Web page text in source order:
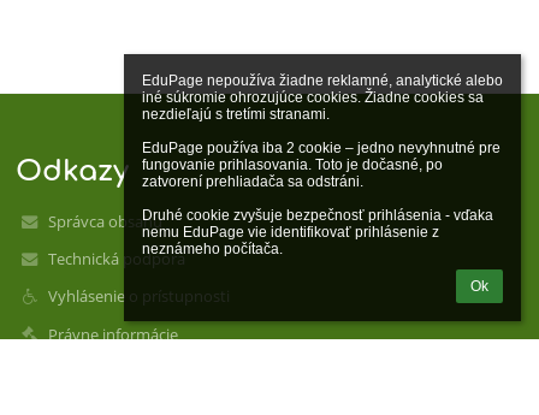
EduPage nepoužíva žiadne reklamné, analytické alebo
iné súkromie ohrozujúce cookies. Žiadne cookies sa
nezdieľajú s tretími stranami.
EduPage používa iba 2 cookie – jedno nevyhnutné pre
fungovanie prihlasovania. Toto je dočasné, po
zatvorení prehliadača sa odstráni.
Druhé cookie zvyšuje bezpečnosť prihlásenia - vďaka
nemu EduPage vie identifikovať prihlásenie z
neznámeho počítača.
Ok
Odkazy
Správca obsahu
Technická podpora
Vyhlásenie o prístupnosti
Právne informácie